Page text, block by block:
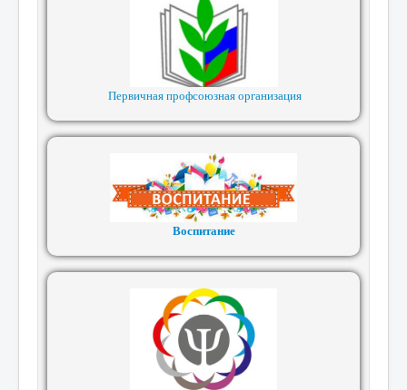
Первичная профсоюзная организация
Воспитание